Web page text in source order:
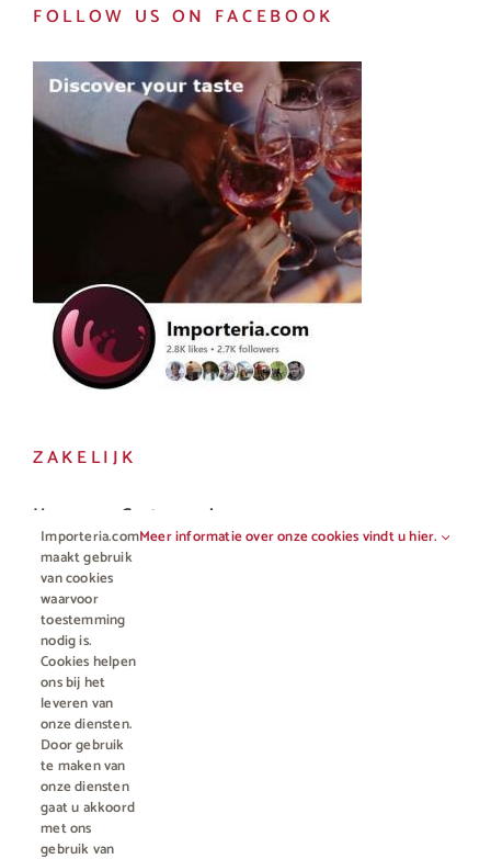
FOLLOW US ON FACEBOOK
ZAKELIJK
Horeca en Gastronomie
Vakhandel
© Copyright 2012 - 2023 • All rights reserved |
Kamer van Koophandel nummer 76959066
Importeria.com
maakt gebruik
van cookies
waarvoor
toestemming
nodig is.
Cookies helpen
ons bij het
leveren van
onze diensten.
Door gebruik
te maken van
onze diensten
gaat u akkoord
met ons
gebruik van
Meer informatie over onze cookies vindt u hier.